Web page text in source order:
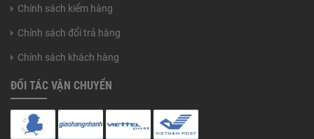
Chính sách kiểm hàng
Chính sách đổi trả hàng
Chính sách khách hàng
ĐỐI TÁC VẬN CHUYỂN